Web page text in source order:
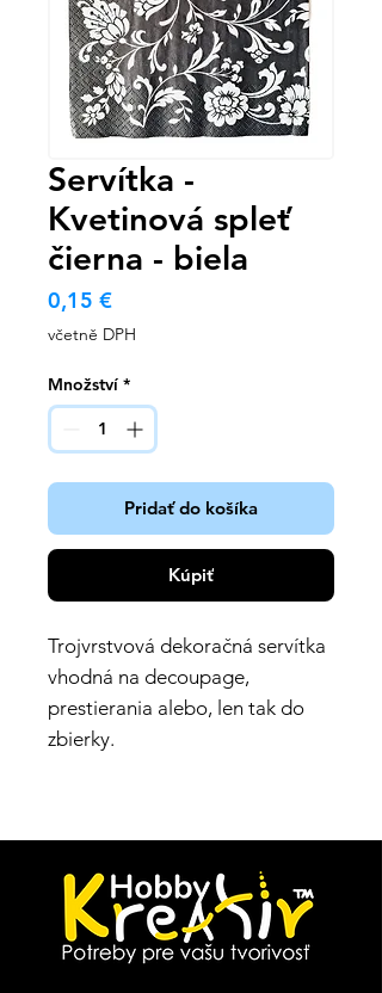
Servítka -
Kvetinová spleť
čierna - biela
0,15 €Cena
včetně DPH
Množství *
Pridať do košíka
Kúpiť
Trojvrstvová dekoračná servítka
vhodná na decoupage,
prestierania alebo, len tak do
zbierky.